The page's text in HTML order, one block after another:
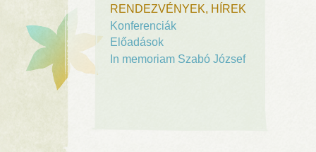
RENDEZVÉNYEK, HÍREK
Konferenciák
Előadások
In memoriam Szabó József